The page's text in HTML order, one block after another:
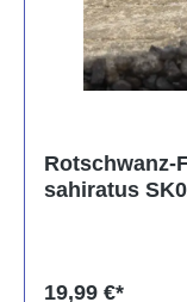
Rotschwanz-
sahiratus
19,99 €*